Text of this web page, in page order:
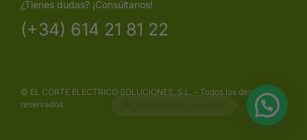
¿Tienes dudas? ¡Consúltanos!
(+34) 614 21 81 22
© EL CORTE ELECTRICO SOLUCIONES, S.L. – Todos los derechos
reservados